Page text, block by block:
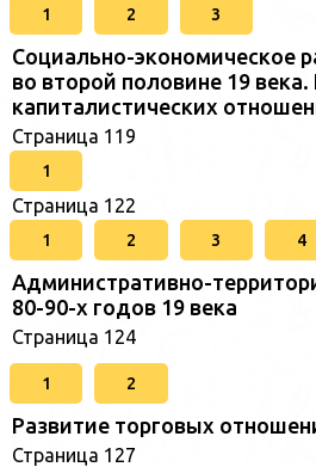
1 2 3
Социально-экономическое
во второй половине 19
капиталистических
Страница 119
1
Страница 122
1 2 3 4
Административно-
80-90-х годов 19 века
Страница 124
1 2
Развитие торговых
Страница 127